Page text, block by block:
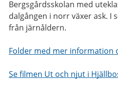
Bergsgårdsskolan med
dalgången i norr växer ask. I
från järnåldern.
Folder med mer information
Se filmen Ut och njut i